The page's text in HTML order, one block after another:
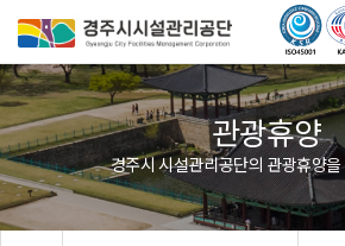
관광휴양
경주시 시설관리공단의 관광휴양